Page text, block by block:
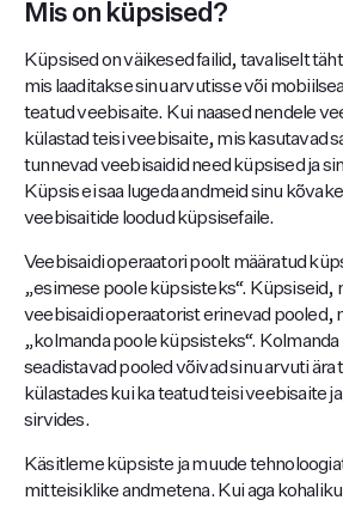
Mis on küpsised?
Küpsised on väikesed failid, tavaliselt
mis laaditakse sinu arvutisse või
teatud veebisaite. Kui naased nendele
külastad teisi veebisaite, mis kasutavad
tunnevad veebisaidid need küpsised ja
Küpsis ei saa lugeda andmeid sinu
veebisaitide loodud küpsisefaile.
Veebisaidi operaatori poolt määratud
„esimese poole küpsisteks“. Küpsiseid,
veebisaidi operaatorist erinevad pooled,
„kolmanda poole küpsisteks“.
seadistavad pooled võivad sinu arvuti ära
külastades kui ka teatud teisi veebisaite
sirvides.
Käsitleme küpsiste ja muude
mitteisiklike andmetena. Kui aga